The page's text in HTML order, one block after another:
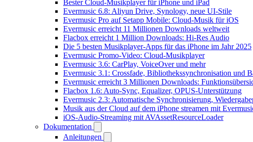
Bester Cloud-Musikplayer für iPhone und iPad
Evermusic 6.8: Aliyun Drive, Synology, neue UI-Stile
Evermusic Pro auf Setapp Mobile: Cloud-Musik für iOS
Evermusic erreicht 11 Millionen Downloads weltweit
Flacbox erreicht 1 Million Downloads: Hi-Res Audio
Die 5 besten Musikplayer-Apps für das iPhone im Jahr 2025
Evermusic Promo-Video: Cloud-Musikplayer
Evermusic 3.6: CarPlay, VoiceOver und mehr
Evermusic 3.1: Crossfade, Bibliothekssynchronisation und
Evermusic erreicht 3 Millionen Downloads:
Flacbox 1.6: Auto-Sync, Equalizer, OPUS-Unterstützung
Evermusic 2.3: Automatische Synchronisierung,
Musik aus der Cloud auf dem iPhone streamen mit
iOS-Audio-Streaming mit AVAssetResourceLoader
Dokumentation
Anleitungen